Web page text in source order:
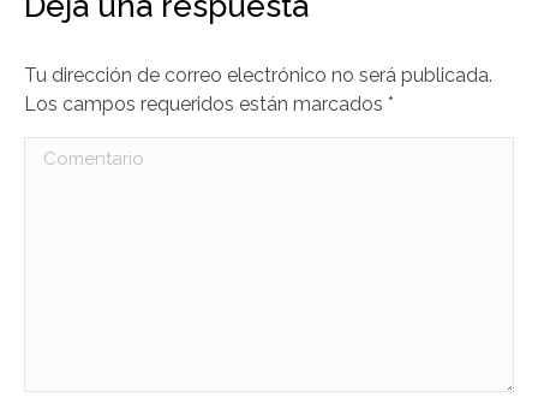
Tu dirección de correo electrónico no será publicada.
Los campos requeridos están marcados *
Comentario